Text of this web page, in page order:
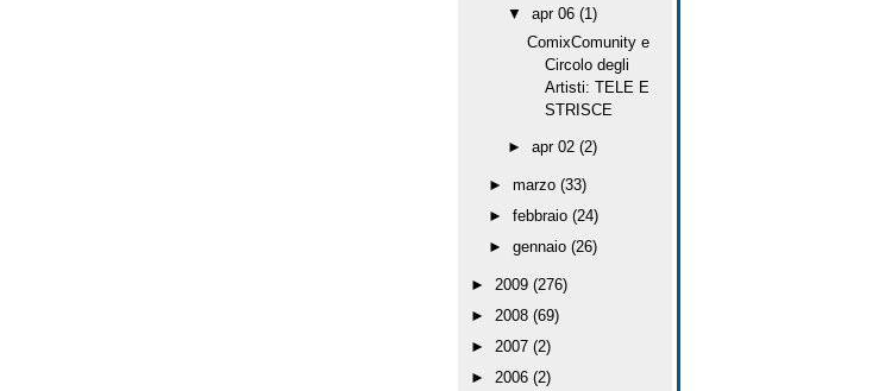
▼ apr 06 (1)
ComixComunity e
Circolo degli
Artisti: TELE E
STRISCE
► apr 02 (2)
►marzo(33)
►febbraio(24)
►gennaio(26)
► 2009 (276)
► 2008 (69)
► 2007 (2)
► 2006 (2)